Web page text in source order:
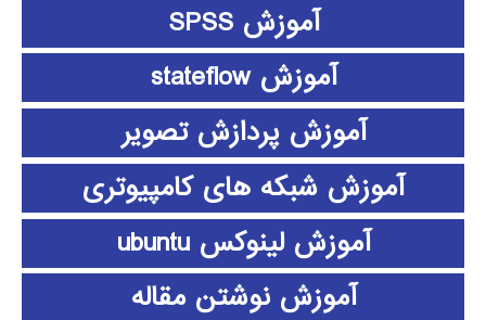
آموزش SPSS
آموزش stateflow
آموزش پردازش تصویر
آموزش شبکه های کامپیوتری
آموزش لینوکس ubuntu
آموزش نوشتن مقاله